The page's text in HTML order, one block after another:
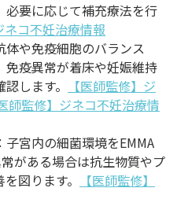
必要に応じて補充療法を行
ネコ不妊治療情報
体や免疫細胞のバランス
免疫異常が着床や妊娠維持
します。
【医師監修】ジ
師監修】ジネコ不妊治療情
子宮内の細菌環境をEMMA
がある場合は抗生物質やプ
図ります。
【医師監修】